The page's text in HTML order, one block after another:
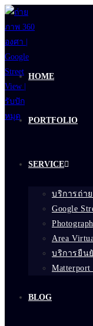
Skip
to
content
HOME
PORTFOLIO
SERVICE
บริการถ่า
Google
Area
บริการยืน
Matterport
BLOG